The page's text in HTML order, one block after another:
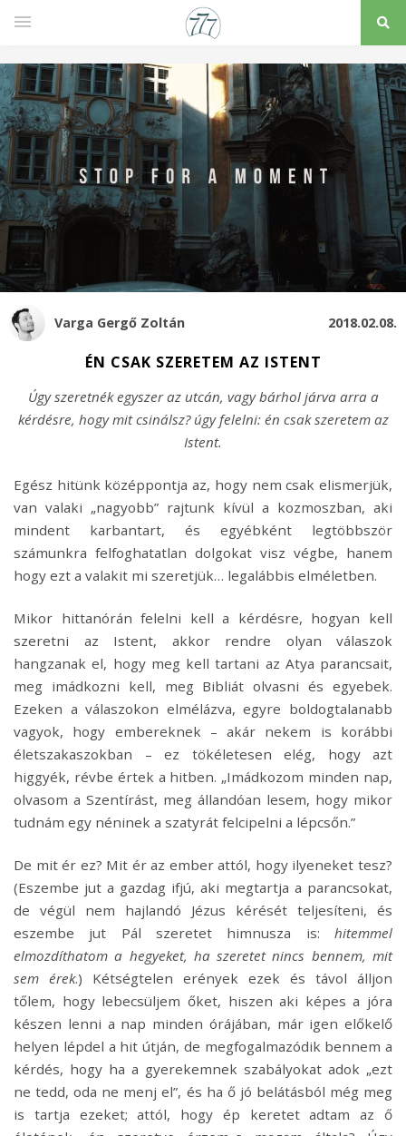
Varga Gergő Zoltán 2018.02.08.
ÉN CSAK SZERETEM AZ ISTENT
Úgy szeretnék egyszer az utcán, vagy bárhol járva arra a
kérdésre, hogy mit csinálsz? úgy felelni: én csak szeretem az
Istent.
Egész hitünk középpontja az, hogy nem csak elismerjük,
van valaki „nagyobb” rajtunk kívül a kozmoszban, aki
mindent karbantart, és egyébként legtöbbször
számunkra felfoghatatlan dolgokat visz végbe, hanem
hogy ezt a valakit mi szeretjük… legalábbis elméletben.
Mikor hittanórán felelni kell a kérdésre, hogyan kell
szeretni az Istent, akkor rendre olyan válaszok
hangzanak el, hogy meg kell tartani az Atya parancsait,
meg imádkozni kell, meg Bibliát olvasni és egyebek.
Ezeken a válaszokon elmélázva, egyre boldogtalanabb
vagyok, hogy embereknek ­– akár nekem is korábbi
életszakaszokban – ez tökéletesen elég, hogy azt
higgyék, révbe értek a hitben. „Imádkozom minden nap,
olvasom a Szentírást, meg állandóan lesem, hogy mikor
tudnám egy néninek a szatyrát felcipelni a lépcsőn.”
De mit ér ez? Mit ér az ember attól, hogy ilyeneket tesz?
(Eszembe jut a gazdag ifjú, aki megtartja a parancsokat,
de végül nem hajlandó Jézus kérését teljesíteni, és
eszembe jut Pál szeretet himnusza is: hitemmel
elmozdíthatom a hegyeket, ha szeretet nincs bennem, mit
sem érek.) Kétségtelen erények ezek és távol álljon
tőlem, hogy lebecsüljem őket, hiszen aki képes a jóra
készen lenni a nap minden órájában, már igen előkelő
helyen lépdel a hit útján, de megfogalmazódik bennem a
kérdés, hogy ha a gyerekemnek szabályokat adok „ezt
ne tedd, oda ne menj el”, és ha ő jó belátásból még meg
is tartja ezeket; attól, hogy ép keretet adtam az ő